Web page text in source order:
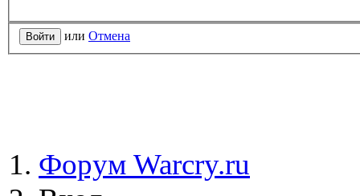
или Отмена
Форум Warcry.ru